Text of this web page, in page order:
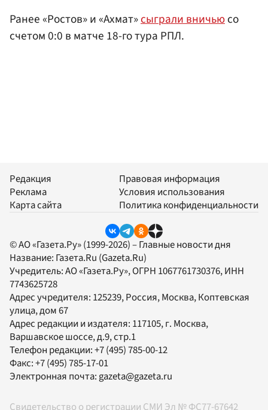
Ранее «Ростов» и «Ахмат»сыграли вничьюсо
счетом 0:0 в матче 18-го тура РПЛ.
Редакция
Реклама
Карта сайта
Правовая информация
Условия использования
Политика конфиденциальности
© АО «Газета.Ру» (1999-2026) – Главные новости дня
Название: Газета.Ru (Gazeta.Ru)
Учредитель:АО «Газета.Ру», ОГРН 1067761730376, ИНН
7743625728
Адрес учредителя: 125239, Россия, Москва, Коптевская
улица, дом 67
Адрес редакции и издателя: 117105, г. Москва,
Варшавское шоссе, д.9, стр.1
Телефон редакции:+7 (495) 785-00-12
Факс:+7 (495) 785-17-01
Электронная почта:gazeta@gazeta.ru
Свидетельство о регистрации СМИ Эл № ФС77-67642